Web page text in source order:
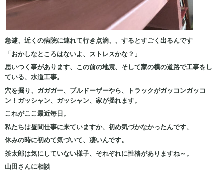
急遽、近くの病院に連れて行き点滴、、するとすごく出るんです
「おかしなところはないよ、ストレスかな？」
思いつく事があります、この前の地震、そして家の横の道路で工事をし
ている、水道工事。
穴を掘り、ガガガー、ブルドーザーやら、トラックがガッコンガッコ
ン！ガッシャン、ガッシャン、家が揺れます。
これがここ最近毎日。
私たちは昼間仕事に来ていますか、初め気づかなかったんです、
休みの時に初めて気づいて、凄いんです。
茶太郎は気にしていない様子、それぞれに性格がありますね～。
山田さんに相談